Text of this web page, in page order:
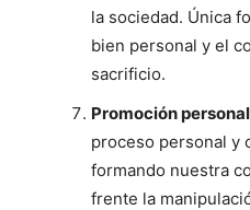
la sociedad. Única
bien personal y el
sacrificio.
Promoción
proceso personal y
formando nuestra
frente la